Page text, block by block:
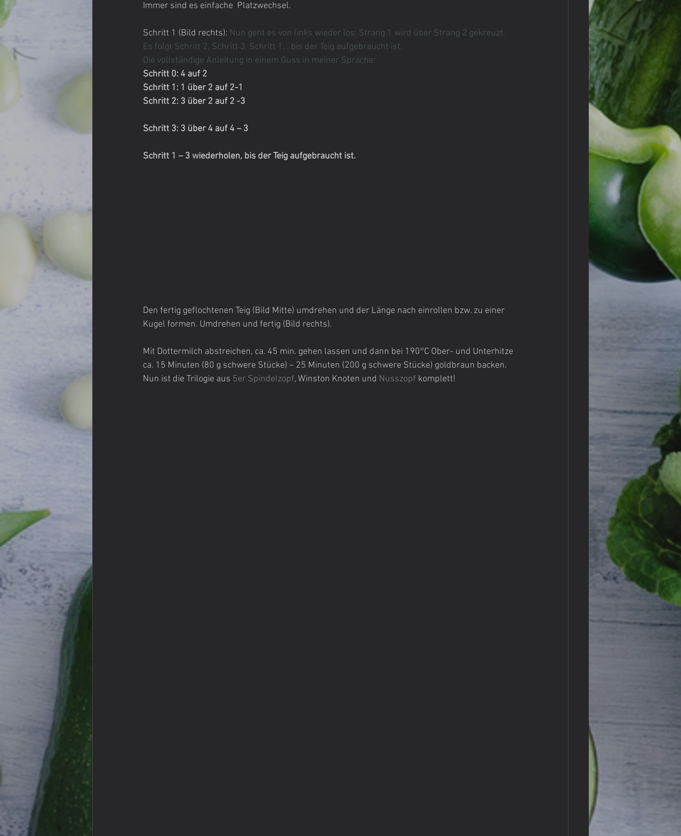
Immer sind es einfache  Platzwechsel.
Schritt 1 (Bild rechts): Nun geht es von links wieder los: Strang 1 wird über Strang 2 gekreuzt.
Es folgt Schritt 2, Schritt 3, Schritt 1,…bis der Teig aufgebraucht ist.
Die vollständige Anleitung in einem Guss in meiner Sprache:
Schritt 0: 4 auf 2
Schritt 1: 1 über 2 auf 2-1
Schritt 2: 3 über 2 auf 2 -3
Schritt 3: 3 über 4 auf 4 – 3
Schritt 1 – 3 wiederholen, bis der Teig aufgebraucht ist.
Den fertig geflochtenen Teig (Bild Mitte) umdrehen und der Länge nach einrollen bzw. zu einer
Kugel formen. Umdrehen und fertig (Bild rechts).
Mit Dottermilch abstreichen, ca. 45 min. gehen lassen und dann bei 190°C Ober- und Unterhitze
ca. 15 Minuten (80 g schwere Stücke) – 25 Minuten (200 g schwere Stücke) goldbraun backen.
Nun ist die Trilogie aus 5er Spindelzopf, Winston Knoten und Nusszopf komplett!